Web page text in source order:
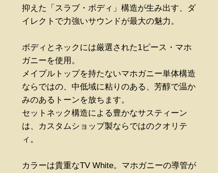
抑えた「スラブ・ボディ」構造が生み出す、ダ
イレクトで力強いサウンドが最大の魅力。
ボディとネックには厳選された1ピース・マホ
ガニーを使用。
メイプルトップを持たないマホガニー単体構造
ならではの、中低域に粘りのある、芳醇で温か
みのあるトーンを放ちます。
セットネック構造による豊かなサスティーン
は、カスタムショップ製ならではのクオリテ
ィ。
カラーは貴重なTV White。マホガニーの導管が